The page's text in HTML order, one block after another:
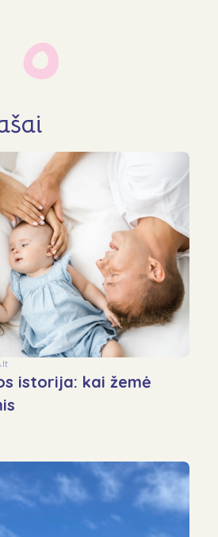
DUK
Kontaktai
istorija: kai žemė